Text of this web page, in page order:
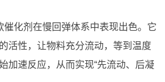
催化剂在慢回弹体系中表现出色。它
活性，让物料充分流动，等到温度
加速反应，从而实现“先流动、后凝